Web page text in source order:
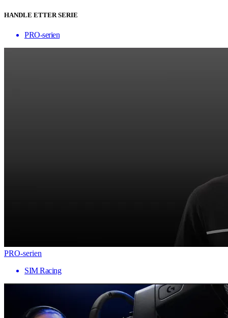
HANDLE ETTER SERIE
PRO-serien
PRO-serien
SIM Racing